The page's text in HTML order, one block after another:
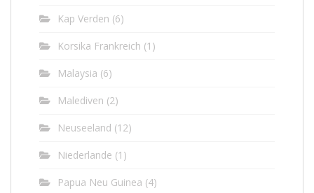
Kap Verden (6)
Korsika Frankreich (1)
Malaysia (6)
Malediven (2)
Neuseeland (12)
Niederlande (1)
Papua Neu Guinea (4)